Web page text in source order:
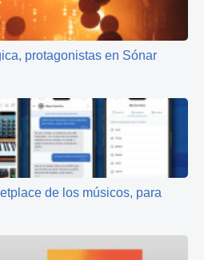
protagonistas en Sónar
de los músicos, para